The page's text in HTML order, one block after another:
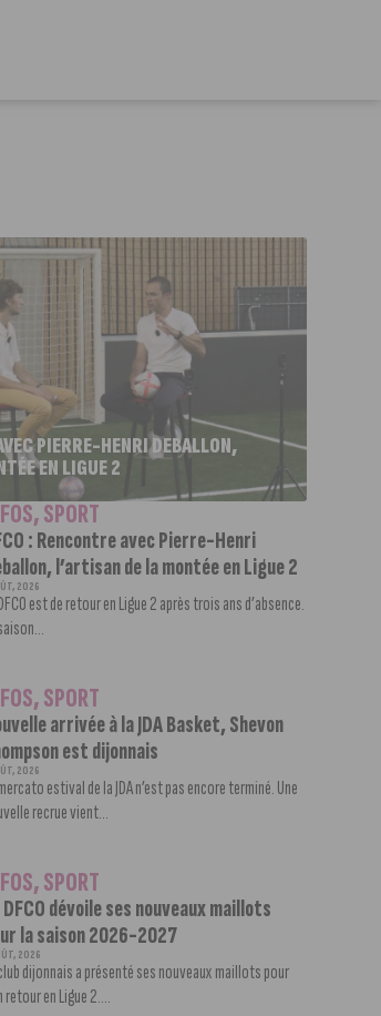
PIERRE-HENRI DEBALLON,
EN LIGUE 2
,SPORT
: Rencontre avec Pierre-Henri
l’artisan de la montée en Ligue 2
2026
est de retour en Ligue 2 après trois ans d’absence.
,SPORT
arrivée à la JDA Basket, Shevon
est dijonnais
2026
estival de la JDA n’est pas encore terminé. Une
recrue vient...
,SPORT
DFCO dévoile ses nouveaux maillots
la saison 2026-2027
2026
dijonnais a présenté ses nouveaux maillots pour
retour en Ligue 2....